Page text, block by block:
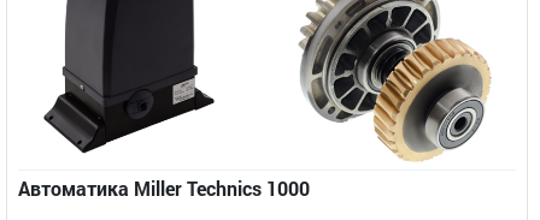
Автоматика Miller Technics 1000